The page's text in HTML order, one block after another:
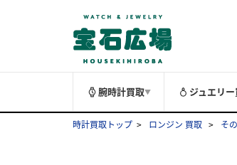
腕時計買取▼ ジュエリ
時計買取トップ ロンジン 買取 そ